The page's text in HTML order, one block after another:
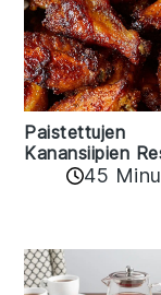
Paistettujen
Kanansiipien
45